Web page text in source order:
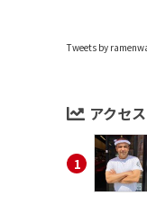
Tweets by
アクセ